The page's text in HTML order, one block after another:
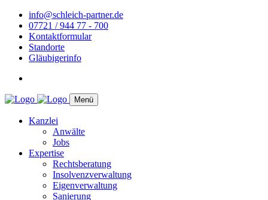
info@schleich-partner.de
07721 / 944 77 - 700
Kontaktformular
Standorte
Gläubigerinfo
Menü
Kanzlei
Anwälte
Jobs
Expertise
Rechtsberatung
Insolvenzverwaltung
Eigenverwaltung
Sanierung